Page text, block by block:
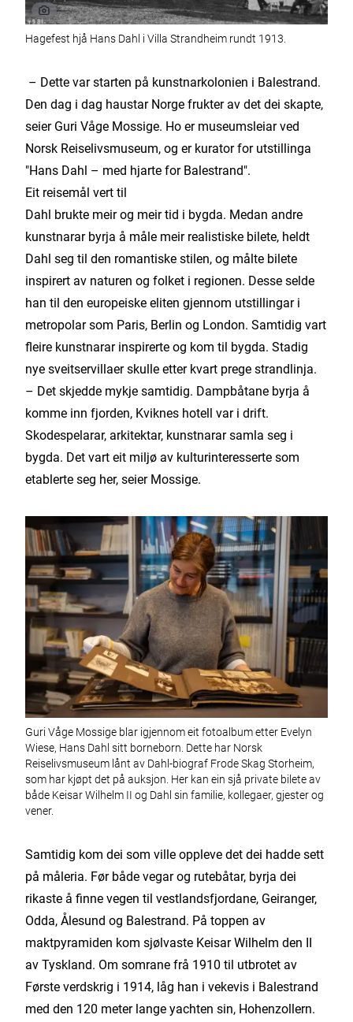
Hagefest hjå Hans Dahl i Villa Strandheim rundt 1913.
– Dette var starten på kunstnarkolonien i Balestrand.
Den dag i dag haustar Norge frukter av det dei skapte,
seier Guri Våge Mossige. Ho er museumsleiar ved
Norsk Reiselivsmuseum, og er kurator for utstillinga
"Hans Dahl – med hjarte for Balestrand".
Eit reisemål vert til
Dahl brukte meir og meir tid i bygda. Medan andre
kunstnarar byrja å måle meir realistiske bilete, heldt
Dahl seg til den romantiske stilen, og målte bilete
inspirert av naturen og folket i regionen. Desse selde
han til den europeiske eliten gjennom utstillingar i
metropolar som Paris, Berlin og London. Samtidig vart
fleire kunstnarar inspirerte og kom til bygda. Stadig
nye sveitservillaer skulle etter kvart prege strandlinja.
– Det skjedde mykje samtidig. Dampbåtane byrja å
komme inn fjorden, Kviknes hotell var i drift.
Skodespelarar, arkitektar, kunstnarar samla seg i
bygda. Det vart eit miljø av kulturinteresserte som
etablerte seg her, seier Mossige.
Guri Våge Mossige blar igjennom eit fotoalbum etter Evelyn
Wiese, Hans Dahl sitt borneborn. Dette har Norsk
Reiselivsmuseum lånt av Dahl-biograf Frode Skag Storheim,
som har kjøpt det på auksjon. Her kan ein sjå private bilete av
både Keisar Wilhelm II og Dahl sin familie, kollegaer, gjester og
vener.
Samtidig kom dei som ville oppleve det dei hadde sett
på måleria. Før både vegar og rutebåtar, byrja dei
rikaste å finne vegen til vestlandsfjordane, Geiranger,
Odda, Ålesund og Balestrand. På toppen av
maktpyramiden kom sjølvaste Keisar Wilhelm den II
av Tyskland. Om somrane frå 1910 til utbrotet av
Første verdskrig i 1914, låg han i vekevis i Balestrand
med den 120 meter lange yachten sin, Hohenzollern.